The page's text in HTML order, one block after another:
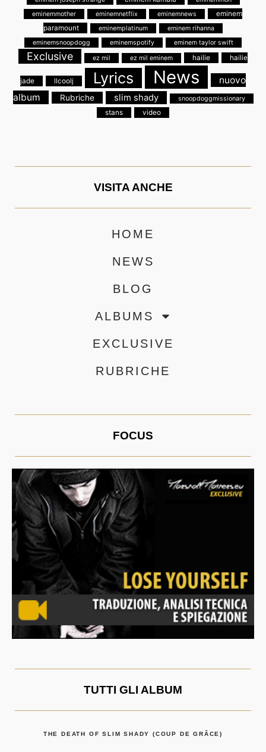
eminemmother
eminemnetflix eminemnews
eminem
paramount
eminemplatinum
eminem rihanna
eminemsnoopdogg
eminemspotify eminem taylor swift
Exclusive ez mil ez mil eminem hailie hailie
jade llcoolj Lyrics News
nuovo
album
Rubriche slim shady snoopdoggmissionary
stans video
VISITA ANCHE
HOME
NEWS
BLOG
ALBUMS
EXCLUSIVE
RUBRICHE
FOCUS
TUTTI GLI ALBUM
THE DEATH OF SLIM SHADY (COUP DE GRÂCE)